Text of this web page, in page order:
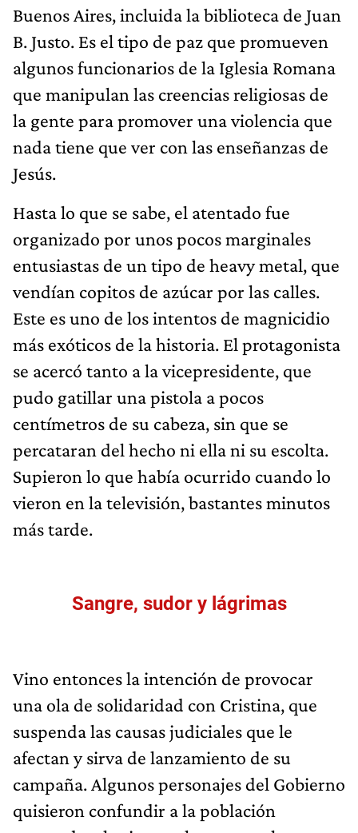
Buenos Aires, incluida la biblioteca de Juan
B. Justo. Es el tipo de paz que promueven
algunos funcionarios de la Iglesia Romana
que manipulan las creencias religiosas de
la gente para promover una violencia que
nada tiene que ver con las enseñanzas de
Jesús.
Hasta lo que se sabe, el atentado fue
organizado por unos pocos marginales
entusiastas de un tipo de heavy metal, que
vendían copitos de azúcar por las calles.
Este es uno de los intentos de magnicidio
más exóticos de la historia. El protagonista
se acercó tanto a la vicepresidente, que
pudo gatillar una pistola a pocos
centímetros de su cabeza, sin que se
percataran del hecho ni ella ni su escolta.
Supieron lo que había ocurrido cuando lo
vieron en la televisión, bastantes minutos
más tarde.
Sangre, sudor y lágrimas
Vino entonces la intención de provocar
una ola de solidaridad con Cristina, que
suspenda las causas judiciales que le
afectan y sirva de lanzamiento de su
campaña. Algunos personajes del Gobierno
quisieron confundir a la población